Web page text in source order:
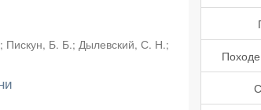
; Пискун, Б. Б.; Дылевский, С. Н.;